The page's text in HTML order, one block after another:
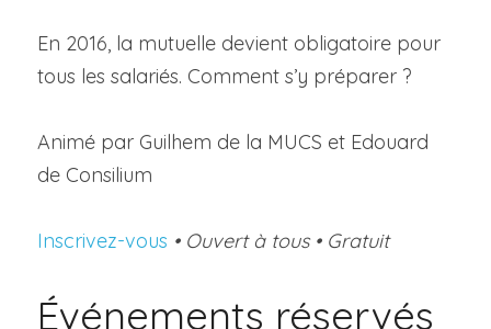
En 2016, la mutuelle devient obligatoire pour
tous les salariés. Comment s’y préparer ?
Animé par Guilhem de la MUCS et Edouard
de Consilium
Inscrivez-vous • Ouvert à tous • Gratuit
Événements réservés